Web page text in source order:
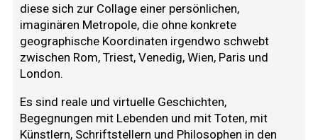
diese sich zur Collage einer persönlichen,
imaginären Metropole, die ohne konkrete
geographische Koordinaten irgendwo schwebt
zwischen Rom, Triest, Venedig, Wien, Paris und
London.
Es sind reale und virtuelle Geschichten,
Begegnungen mit Lebenden und mit Toten, mit
Künstlern, Schriftstellern und Philosophen in den